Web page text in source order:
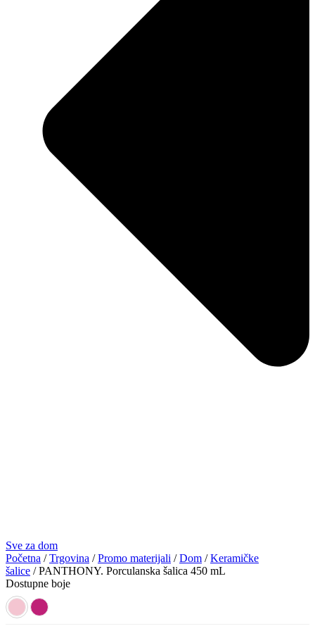
Sve za dom
Početna /Trgovina /Promo materijali /Dom /Keramičke
šalice / PANTHONY. Porculanska šalica 450 mL
Dostupne boje